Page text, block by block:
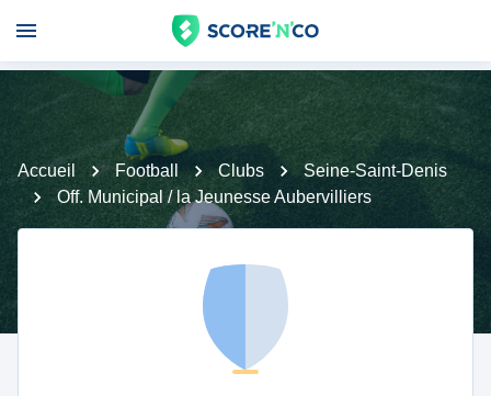
Accueil Football Clubs
Seine-Saint-Denis
Off. Municipal / la Jeunesse Aubervilliers